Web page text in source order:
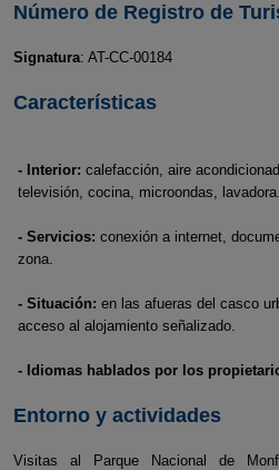
Número de Registro de
Signatura: AT-CC-00184
Características
- Interior: calefacción, aire
televisión, cocina, microondas, lavadora.
- Servicios: conexión a internet,
zona.
- Situación: en las afueras del casco
acceso al alojamiento señalizado.
- Idiomas hablados por los
Entorno y actividades
Visitas al Parque Nacional de